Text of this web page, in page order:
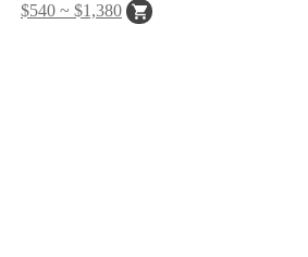
$540 ~ $1,380